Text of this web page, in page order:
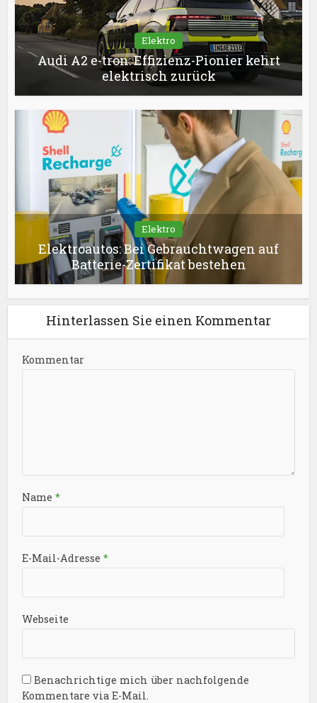
Elektro
Audi A2 e-tron: Effizienz-Pionier kehrt
elektrisch zurück
Elektro
Elektroautos: Bei Gebrauchtwagen auf
Batterie-Zertifikat bestehen
Hinterlassen Sie einen Kommentar
Kommentar
Name*
E-Mail-Adresse*
Webseite
Benachrichtige mich über nachfolgende
Kommentare via E-Mail.